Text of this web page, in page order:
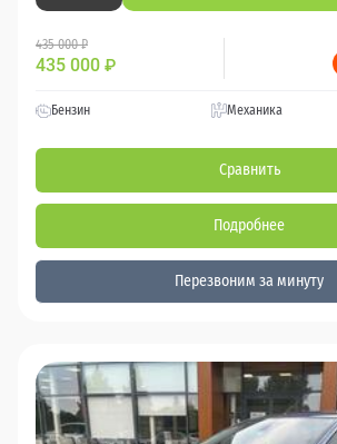
435 000 ₽
435 000 ₽
Бензин Механика
Сравнить
Подробнее
Перезвоним за минуту